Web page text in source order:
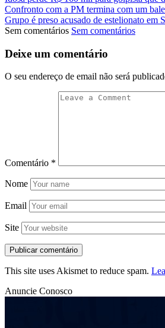
Confronto com a PM termina com um
Grupo é preso acusado de estelionato em
Sem comentários Sem comentários
Deixe um comentário
O seu endereço de email não será
Comentário *
Nome
Email
Site
This site uses Akismet to reduce spam.
Anuncie Conosco